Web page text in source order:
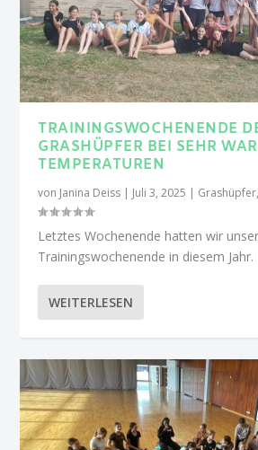
TRAININGSWOCHENENDE
GRASHÜPFER BEI SEHR
TEMPERATUREN
von Janina Deiss | Juli 3, 2025 | Grashüpfer
Letztes Wochenende hatten wir
Trainingswochenende in diesem
WEITERLESEN